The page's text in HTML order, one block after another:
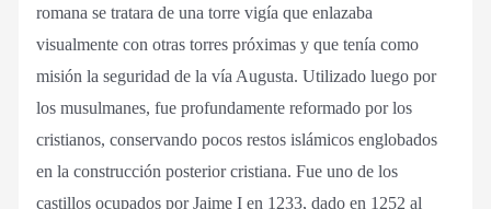
romana se tratara de una torre vigía que enlazaba
visualmente con otras torres próximas y que tenía como
misión la seguridad de la vía Augusta. Utilizado luego por
los musulmanes, fue profundamente reformado por los
cristianos, conservando pocos restos islámicos englobados
en la construcción posterior cristiana. Fue uno de los
castillos ocupados por Jaime I en 1233, dado en 1252 al